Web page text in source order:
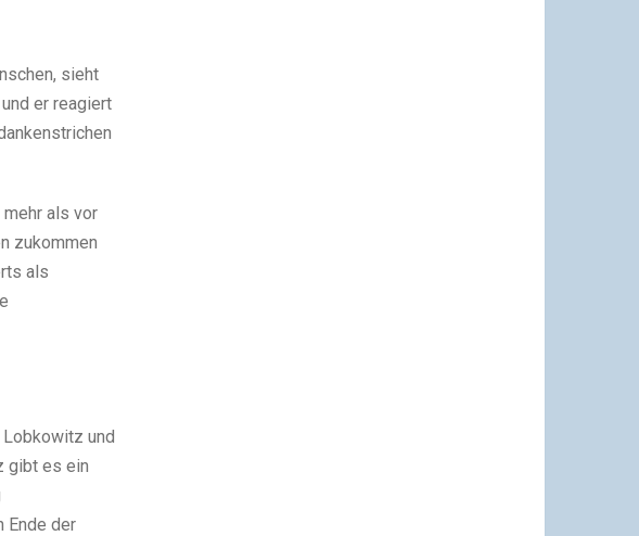
sieht
er reagiert
als vor
zukommen
als
und
gibt es ein
Ende der